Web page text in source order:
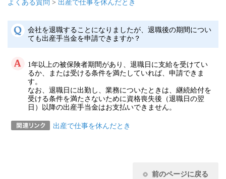
よくある質問 > 出産で仕事を休んだとき
会社を退職することになりましたが、退職後の期間につい
ても出産手当金を申請できますか？
1年以上の被保険者期間があり、退職日に支給を受けてい
るか、または受ける条件を満たしていれば、申請できま
す。
なお、退職日に出勤し、業務についたときは、継続給付を
受ける条件を満たさないために資格喪失後（退職日の翌
日）以降の出産手当金はお支払いできません。
出産で仕事を休んだとき
前のページに戻る